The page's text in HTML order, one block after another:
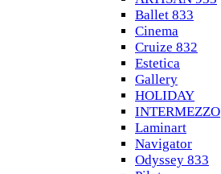
Ballet 833
Cinema
Cruize 832
Estetica
Gallery
HOLIDAY
INTERMEZZO
Laminart
Navigator
Odyssey 833